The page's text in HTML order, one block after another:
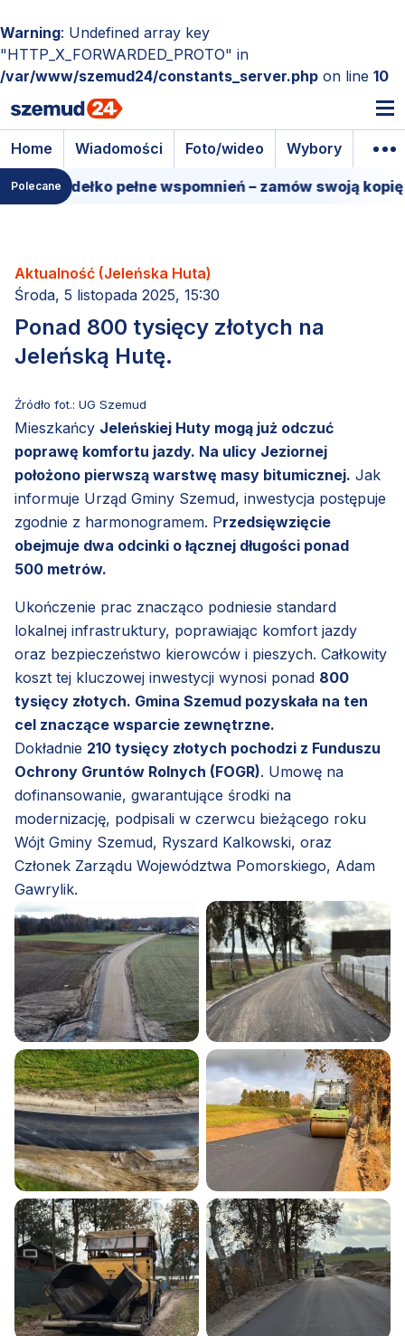
Warning: Undefined array key
"HTTP_X_FORWARDED_PROTO" in
/var/www/szemud24/constants_server.php on line 10
Home Wiadomości Foto/wideo Wybory
Polecane
pudełko pełne wspomnień – zamów swoją kopię!
Aktualność (Jeleńska Huta)
Środa, 5 listopada 2025, 15:30
Ponad 800 tysięcy złotych na
Jeleńską Hutę.
Źródło fot.: UG Szemud
Mieszkańcy Jeleńskiej Huty mogą już odczuć
poprawę komfortu jazdy. Na ulicy Jeziornej
położono pierwszą warstwę masy bitumicznej. Jak
informuje Urząd Gminy Szemud, inwestycja postępuje
zgodnie z harmonogramem. Przedsięwzięcie
obejmuje dwa odcinki o łącznej długości ponad
500 metrów.
Ukończenie prac znacząco podniesie standard
lokalnej infrastruktury, poprawiając komfort jazdy
oraz bezpieczeństwo kierowców i pieszych. Całkowity
koszt tej kluczowej inwestycji wynosi ponad 800
tysięcy złotych. Gmina Szemud pozyskała na ten
cel znaczące wsparcie zewnętrzne.
Dokładnie 210 tysięcy złotych pochodzi z Funduszu
Ochrony Gruntów Rolnych (FOGR). Umowę na
dofinansowanie, gwarantujące środki na
modernizację, podpisali w czerwcu bieżącego roku
Wójt Gminy Szemud, Ryszard Kalkowski, oraz
Członek Zarządu Województwa Pomorskiego, Adam
Gawrylik.